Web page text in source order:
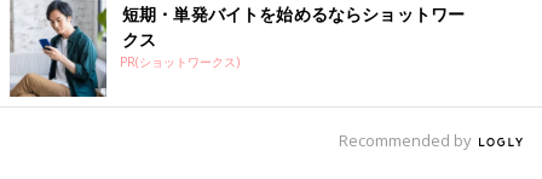
短期・単発バイトを始めるならショットワー
クス
PR(ショットワークス)
Recommended by